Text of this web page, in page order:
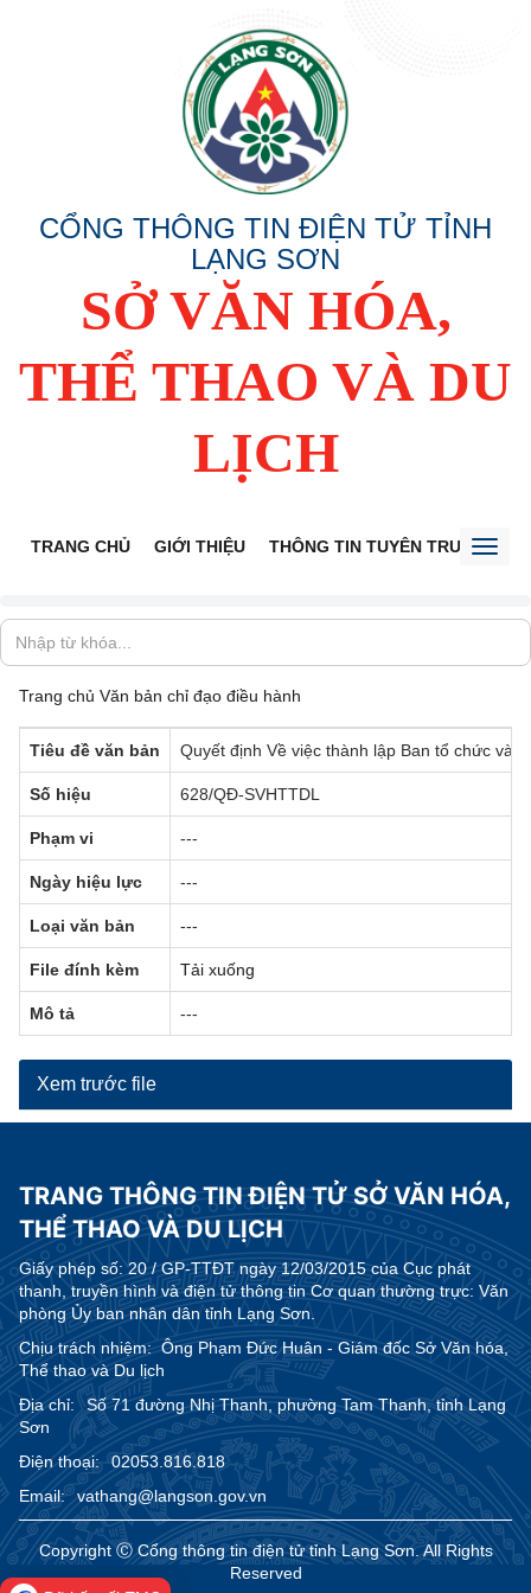
CỔNG THÔNG TIN ĐIỆN TỬ TỈNH
LẠNG SƠN
SỞ VĂN HÓA,
THỂ THAO VÀ DU
LỊCH
TRANG CHỦ GIỚI THIỆU THÔNG TIN TUYÊN TRUYỀN
Trang chủ Văn bản chỉ đạo điều hành
Tiêu đề văn bản Quyết định Về việc thành lập Ban tổ chức và
Số hiệu 628/QĐ-SVHTTDL
Phạm vi ---
Ngày hiệu lực ---
Loại văn bản ---
File đính kèm Tải xuống
Mô tả ---
Xem trước file
TRANG THÔNG TIN ĐIỆN TỬ SỞ VĂN HÓA,
THỂ THAO VÀ DU LỊCH
Giấy phép số:20 / GP-TTĐT ngày 12/03/2015 của Cục phát
thanh, truyền hình và điện tử thông tin Cơ quan thường trực: Văn
phòng Ủy ban nhân dân tỉnh Lạng Sơn.
Chịu trách nhiệm:Ông Phạm Đức Huân - Giám đốc Sở Văn hóa,
Thể thao và Du lịch
Địa chỉ:
Số 71 đường Nhị Thanh, phường Tam Thanh, tỉnh Lạng
Sơn
Điện thoại:
02053.816.818
Email:
vathang@langson.gov.vn
Copyright Ⓒ Cổng thông tin điện tử tỉnh Lạng Sơn. All Rights
Reserved